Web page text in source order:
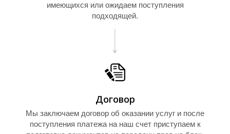
имеющихся или ожидаем поступления
подходящей.
Договор
Мы заключаем договор об оказании услуг и после
поступления платежа на наш счет приступаем к